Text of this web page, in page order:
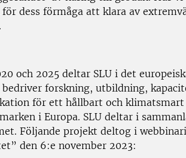
dess förmåga att klara av
och 2025 deltar SLU i det
bedriver forskning, utbildning,
för ett hållbart och klimatsmart
i Europa. SLU deltar i
Följande projekt deltog i
den 6:e november 2023: